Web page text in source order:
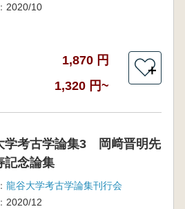
2020/10
1,870 円
1,320 円~
＋
学考古学論集3 岡﨑晋明先
記念論集
龍谷大学考古学論集刊行会
2020/12